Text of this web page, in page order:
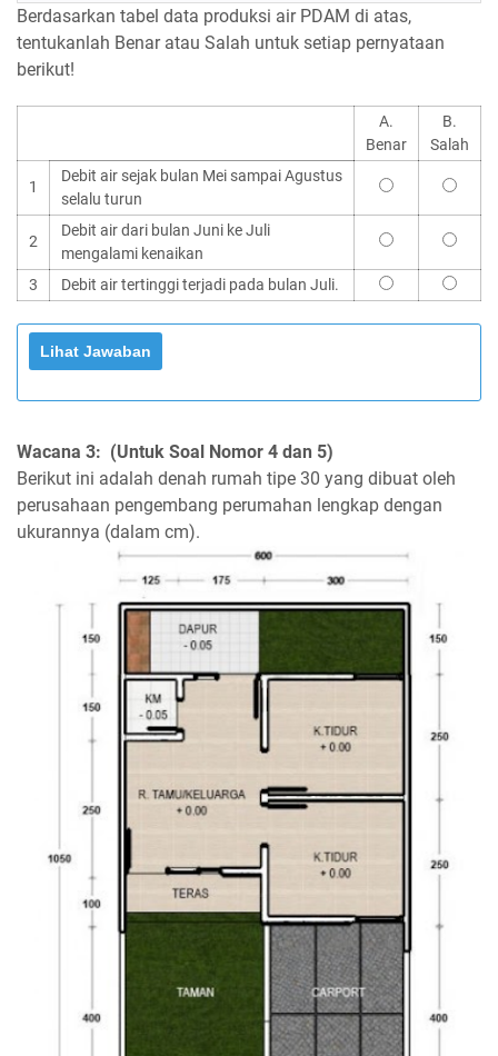
Berdasarkan tabel data produksi air PDAM di atas,
tentukanlah Benar atau Salah untuk setiap pernyataan
berikut!
A.
Benar
B.
Salah
1
Debit air sejak bulan Mei sampai Agustus
selalu turun
2
Debit air dari bulan Juni ke Juli
mengalami kenaikan
3
Debit air tertinggi terjadi pada bulan Juli.
Wacana 3: (Untuk Soal Nomor 4 dan 5)
Berikut ini adalah denah rumah tipe 30 yang dibuat oleh
perusahaan pengembang perumahan lengkap dengan
ukurannya (dalam cm).